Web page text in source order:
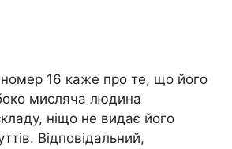
16 каже про те, що його
мисляча людина
ніщо не видає його
Відповідальний,